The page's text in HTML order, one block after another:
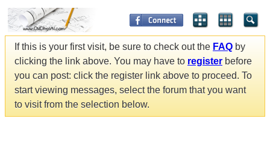
If this is your first visit, be sure to check out the FAQ by
clicking the link above. You may have to register before
you can post: click the register link above to proceed. To
start viewing messages, select the forum that you want
to visit from the selection below.